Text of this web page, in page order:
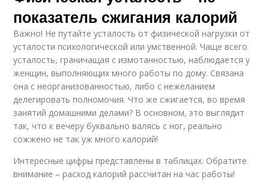
показатель сжигания калорий
Важно! Не путайте усталость от физической нагрузки от
усталости психологической или умственной. Чаще всего
усталость, граничащая с измотанностью, наблюдается у
женщин, выполняющих много работы по дому. Связана
она с неорганизованностью, либо с нежеланием
делегировать полномочия. Что же сжигается, во время
занятий домашними делами? В основном, это выглядит
так, что к вечеру буквально валясь с ног, реально
сожжено не так уж много калорий!
Интересные цифры представлены в таблицах. Обратите
внимание – расход калорий рассчитан на час работы!